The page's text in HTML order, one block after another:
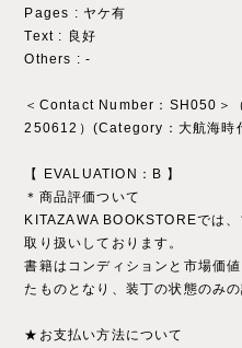
Pages : ヤケ有
Text : 良好
Others : ‐
＜Contact Number：SH050＞
250612）(Category：大航海時
【 EVALUATION：B 】
＊商品評価ついて
KITAZAWA BOOKSTOREでは
取り扱いしております。
書籍はコンディションと市場価
たものとなり、装丁の状態のみ
★お支払い方法について